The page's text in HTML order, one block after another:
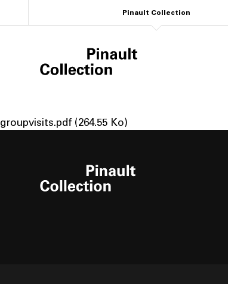
au
Pinault Collection
Fichier
groupvisits.pdf (264.55 Ko)